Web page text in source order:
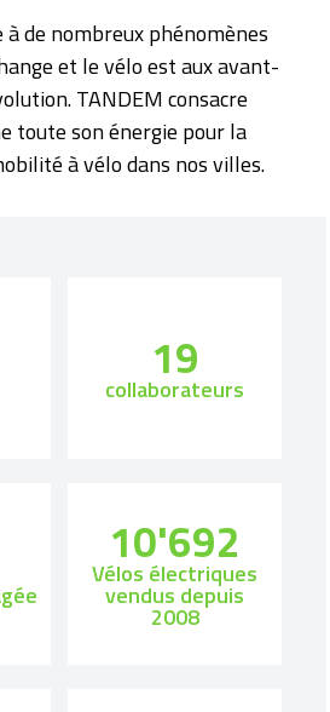
à de nombreux phénomènes
et le vélo est aux avant-
TANDEM consacre
toute son énergie pour la
à vélo dans nos villes.
19
collaborateurs
10'692
Vélos électriques
vendus depuis
2008